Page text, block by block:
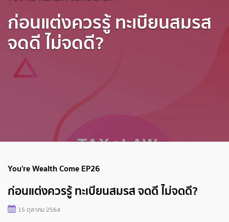
ก่อนแต่งควรรู้ ทะเบียนสมรส
จดดี ไม่จดดี?
You're Wealth Come EP26
ก่อนแต่งควรรู้ ทะเบียนสมรส จดดี ไม่จดดี?
15 ตุลาคม 2564